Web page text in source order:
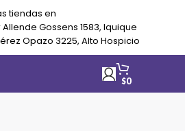
tiendas en
Allende Gossens 1583, Iquique
Opazo 3225, Alto Hospicio
$0